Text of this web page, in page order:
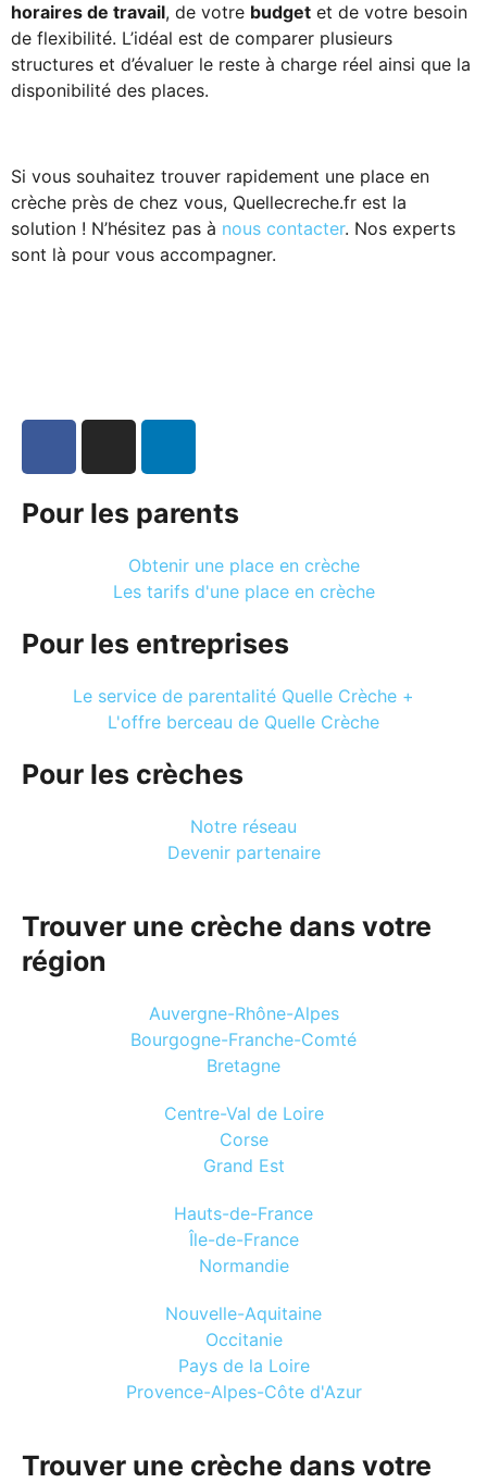
horaires de travail, de votre budget et de votre besoin
de flexibilité. L’idéal est de comparer plusieurs
structures et d’évaluer le reste à charge réel ainsi que la
disponibilité des places.
Si vous souhaitez trouver rapidement une place en
crèche près de chez vous, Quellecreche.fr est la
solution ! N’hésitez pas à nous contacter. Nos experts
sont là pour vous accompagner.
Pour les parents
Obtenir une place en crèche
Les tarifs d'une place en crèche
Pour les entreprises
Le service de parentalité Quelle Crèche +
L'offre berceau de Quelle Crèche
Pour les crèches
Notre réseau
Devenir partenaire
Trouver une crèche dans votre
région
Auvergne-Rhône-Alpes
Bourgogne-Franche-Comté
Bretagne
Centre-Val de Loire
Corse
Grand Est
Hauts-de-France
Île-de-France
Normandie
Nouvelle-Aquitaine
Occitanie
Pays de la Loire
Provence-Alpes-Côte d'Azur
Trouver une crèche dans votre